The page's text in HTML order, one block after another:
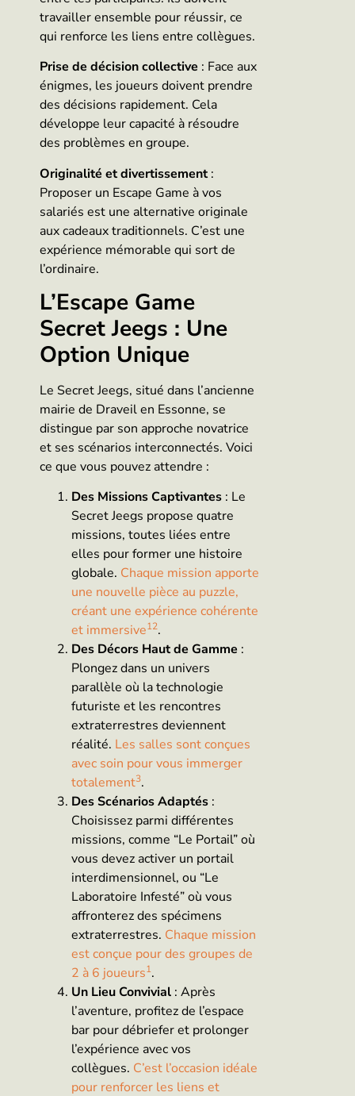
travailler ensemble pour réussir, ce
qui renforce les liens entre collègues.
Prise de décision collective : Face aux
énigmes, les joueurs doivent prendre
des décisions rapidement. Cela
développe leur capacité à résoudre
des problèmes en groupe.
Originalité et divertissement:
Proposer un Escape Game à vos
salariés est une alternative originale
aux cadeaux traditionnels. C’est une
expérience mémorable qui sort de
l’ordinaire.
L’Escape Game
Secret Jeegs : Une
Option Unique
Le Secret Jeegs, situé dans l’ancienne
mairie de Draveil en Essonne, se
distingue par son approche novatrice
et ses scénarios interconnectés. Voici
ce que vous pouvez attendre :
Des Missions Captivantes : Le
Secret Jeegs propose quatre
missions, toutes liées entre
elles pour former une histoire
globale. Chaque mission apporte
une nouvelle pièce au puzzle,
créant une expérience cohérente
et immersive12.
Des Décors Haut de Gamme :
Plongez dans un univers
parallèle où la technologie
futuriste et les rencontres
extraterrestres deviennent
réalité. Les salles sont conçues
avec soin pour vous immerger
totalement3.
Des Scénarios Adaptés :
Choisissez parmi différentes
missions, comme “Le Portail” où
vous devez activer un portail
interdimensionnel, ou “Le
Laboratoire Infesté” où vous
affronterez des spécimens
extraterrestres. Chaque mission
est conçue pour des groupes de
2 à 6 joueurs1.
Un Lieu Convivial : Après
l’aventure, profitez de l’espace
bar pour débriefer et prolonger
l’expérience avec vos
collègues. C’est l’occasion idéale
pour renforcer les liens et